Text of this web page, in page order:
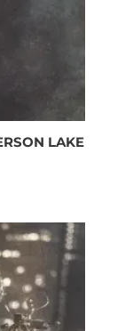
LAKE